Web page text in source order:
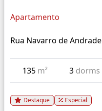
Apartamento
Rua Navarro de Andrade
135 m² 3 dorms
Destaque Especial